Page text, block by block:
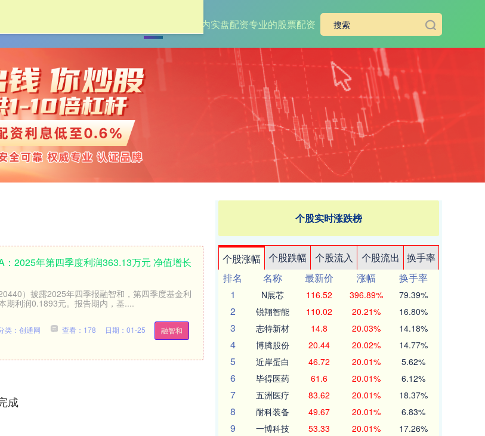
国内实盘配资专业的股票配资
2025年第四季度利润363.13万元 净值增长
）披露2025年四季报融智和，第四季度基金利
期利润0.1893元。报告期内，基....
融智和
类：创通网 查看：178 日期：01-25
成
个股实时涨跌榜
个股涨幅 个股跌幅 个股流入 个股流出
换手率
排名
名称 最新价 涨幅
换手率
1
N展芯 116.52 396.89% 79.39%
2 锐翔智能 110.02 20.21% 16.80%
3 志特新材 14.8 20.03% 14.18%
4 博腾股份 20.44 20.02% 14.77%
5 近岸蛋白 46.72 20.01% 5.62%
6 毕得医药 61.6 20.01% 6.12%
7 五洲医疗 83.62 20.01% 18.37%
8 耐科装备 49.67 20.01% 6.83%
9 一博科技 53.33 20.01% 17.26%